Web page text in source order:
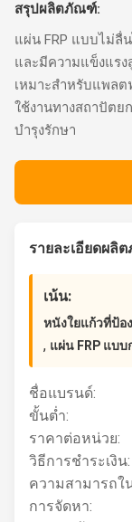
สรุปผลิตภัณฑ์:
แผ่น FRP แบบไม่
และมีความแข็งแรง
เหมาะสำหรับแพล
ใช้งานทางสถาปัตย
บำรุงรักษา
รายละเอียดผลิ
เน้น:
หนังใยแก้วที่ป้อ
, แผ่น FRP แบ
ชื่อแบรนด์:
ขั้นต่ำ:
ราคาต่อหน่วย:
วิธีการชำระเงิน:
ความสามารถใ
การจัดหา: